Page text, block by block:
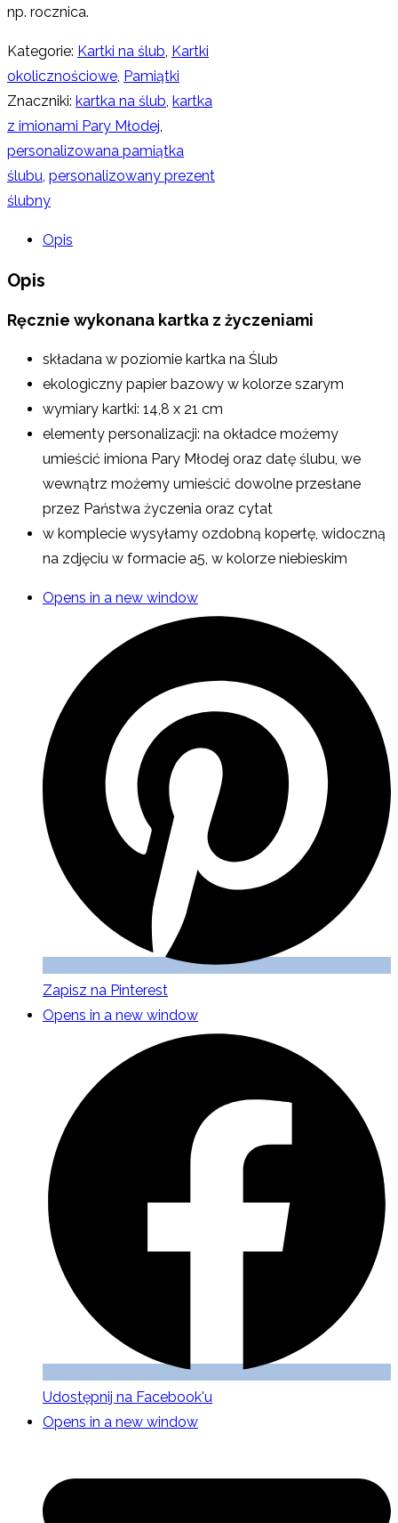
np. rocznica.
Kategorie: Kartki na ślub, Kartki
okolicznościowe, Pamiątki
Znaczniki: kartka na ślub, kartka
z imionami Pary Młodej,
personalizowana pamiątka
ślubu, personalizowany prezent
ślubny
Opis
Opis
Ręcznie wykonana kartka z życzeniami
składana w poziomie kartka na Ślub
ekologiczny papier bazowy w kolorze szarym
wymiary kartki: 14,8 x 21 cm
elementy personalizacji: na okładce możemy
umieścić imiona Pary Młodej oraz datę ślubu, we
wewnątrz możemy umieścić dowolne przesłane
przez Państwa życzenia oraz cytat
w komplecie wysyłamy ozdobną kopertę, widoczną
na zdjęciu w formacie a5, w kolorze niebieskim
Opens in a new window
Zapisz na Pinterest
Opens in a new window
Udostępnij na Facebook'u
Opens in a new window